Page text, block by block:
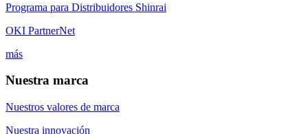
Programa para Distribuidores Shinrai
OKI PartnerNet
más
Nuestra marca
Nuestros valores de marca
Nuestra innovación